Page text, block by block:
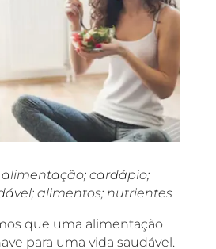
alimentação; cardápio;
alimentos; nutrientes
que uma alimentação
para uma vida saudável.